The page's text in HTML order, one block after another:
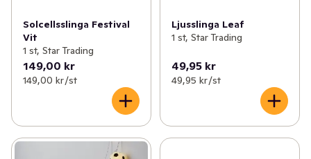
Solcellsslinga Festival
Vit
1 st, Star Trading
149,00 kr
149,00 kr /st
Ljusslinga Leaf
1 st, Star Trading
49,95 kr
49,95 kr /st